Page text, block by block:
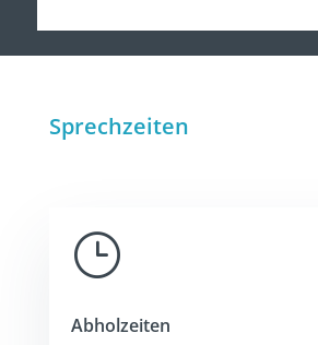
Sprechzeiten
}
Abholzeiten